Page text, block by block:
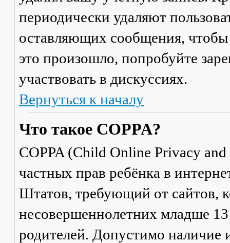
периодически удаляют
оставляющих сообщения,
это произошло, попробуйте
участвовать в дискуссиях.
Вернуться к началу
Что такое COPPA?
COPPA (Child Online Privacy
частных прав ребёнка в
Штатов, требующий от сайтов,
несовершеннолетних младше 13
родителей. Допустимо наличие